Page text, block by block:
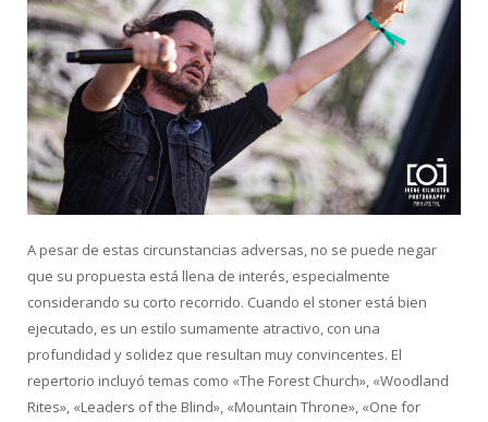
A pesar de estas circunstancias adversas, no se puede negar
que su propuesta está llena de interés, especialmente
considerando su corto recorrido. Cuando el stoner está bien
ejecutado, es un estilo sumamente atractivo, con una
profundidad y solidez que resultan muy convincentes. El
repertorio incluyó temas como «The Forest Church», «Woodland
Rites», «Leaders of the Blind», «Mountain Throne», «One for